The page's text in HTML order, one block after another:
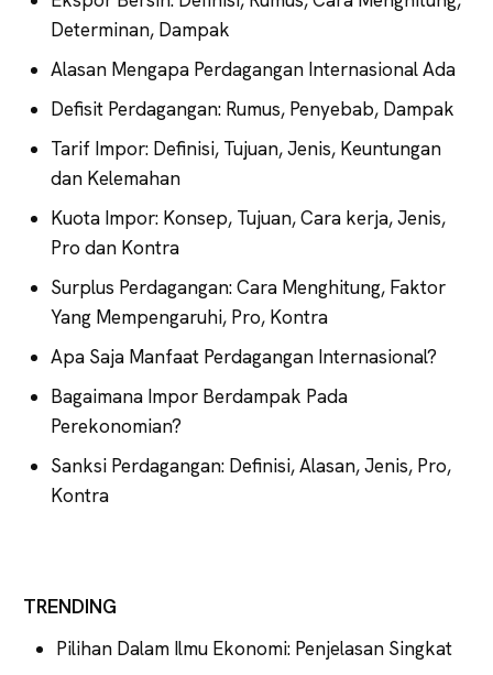
Determinan, Dampak
Alasan Mengapa Perdagangan Internasional Ada
Defisit Perdagangan: Rumus, Penyebab, Dampak
Tarif Impor: Definisi, Tujuan, Jenis, Keuntungan
dan Kelemahan
Kuota Impor: Konsep, Tujuan, Cara kerja, Jenis,
Pro dan Kontra
Surplus Perdagangan: Cara Menghitung, Faktor
Yang Mempengaruhi, Pro, Kontra
Apa Saja Manfaat Perdagangan Internasional?
Bagaimana Impor Berdampak Pada
Perekonomian?
Sanksi Perdagangan: Definisi, Alasan, Jenis, Pro,
Kontra
TRENDING
Pilihan Dalam Ilmu Ekonomi: Penjelasan Singkat